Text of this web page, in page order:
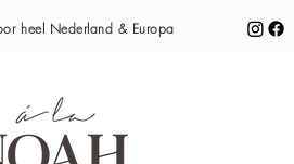
heel Nederland & Europa